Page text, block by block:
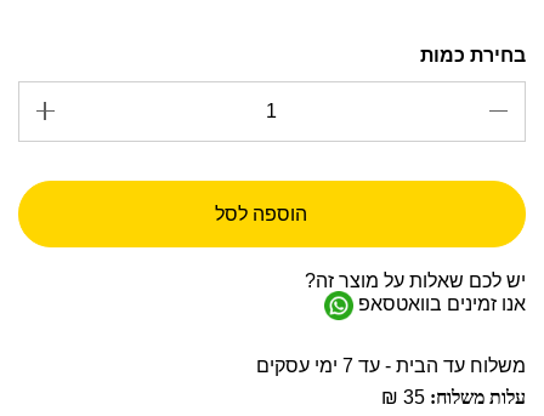
הוספה לסל
יש לכם שאלות על מוצר זה?
אנו זמינים בוואטסאפ
משלוח עד הבית - עד 7 ימי עסקים
עלות משלוח: